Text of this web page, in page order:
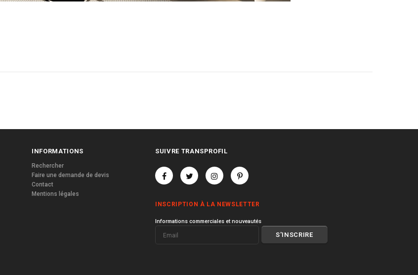
INFORMATIONS
Rechercher
Faire une demande de devis
Contact
Mentions légales
SUIVRE TRANSPROFIL
INSCRIPTION À LA NEWSLETTER
Informations commerciales et nouveautés